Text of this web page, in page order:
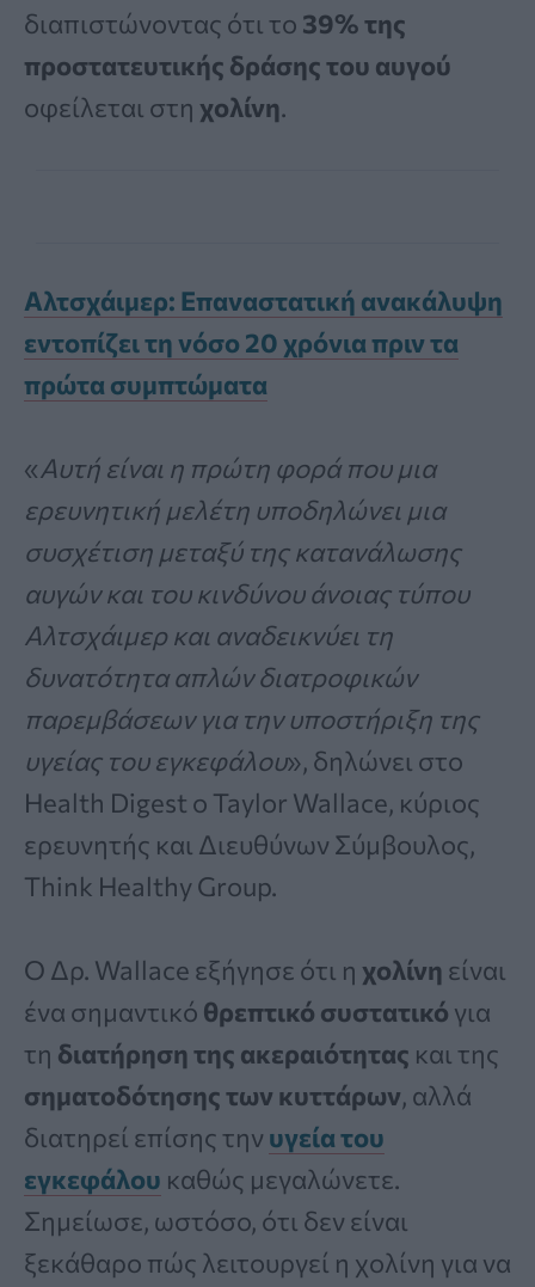
διαπιστώνοντας ότι το 39% της
προστατευτικής δράσης του αυγού
οφείλεται στη χολίνη.
Αλτσχάιμερ: Επαναστατική ανακάλυψη
εντοπίζει τη νόσο 20 χρόνια πριν τα
πρώτα συμπτώματα
«Αυτή είναι η πρώτη φορά που μια
ερευνητική μελέτη υποδηλώνει μια
συσχέτιση μεταξύ της κατανάλωσης
αυγών και του κινδύνου άνοιας τύπου
Αλτσχάιμερ και αναδεικνύει τη
δυνατότητα απλών διατροφικών
παρεμβάσεων για την υποστήριξη της
υγείας του εγκεφάλου», δηλώνει στο
Health Digest ο Taylor Wallace, κύριος
ερευνητής και Διευθύνων Σύμβουλος,
Think Healthy Group.
Ο Δρ. Wallace εξήγησε ότι η χολίνη είναι
ένα σημαντικό θρεπτικό συστατικό για
τη διατήρηση της ακεραιότητας και της
σηματοδότησης των κυττάρων, αλλά
διατηρεί επίσης την υγεία του
εγκεφάλου καθώς μεγαλώνετε.
Σημείωσε, ωστόσο, ότι δεν είναι
ξεκάθαρο πώς λειτουργεί η χολίνη για να